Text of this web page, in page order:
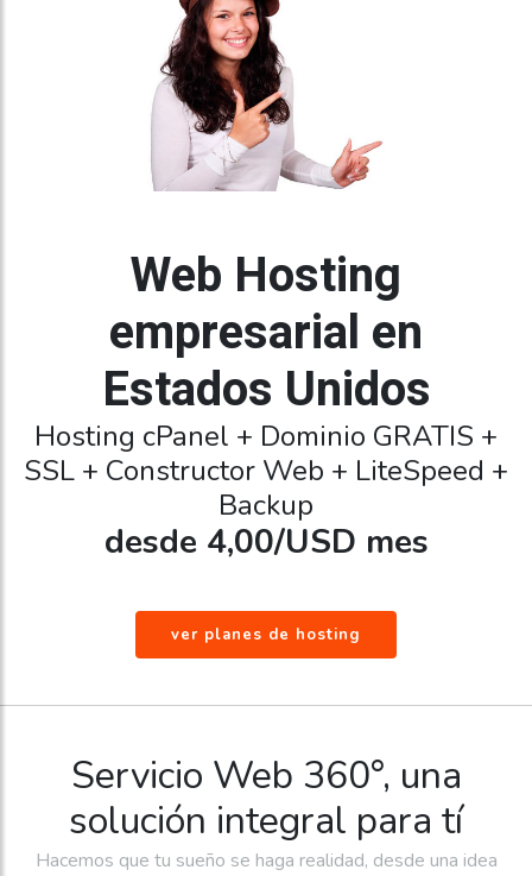
Web Hosting
empresarial en
Estados Unidos
Hosting cPanel + Dominio GRATIS +
SSL + Constructor Web + LiteSpeed +
Backup
desde 4,00/USD mes
ver planes de hosting
Servicio Web 360°, una
solución integral para tí
Hacemos que tu sueño se haga realidad, desde una idea